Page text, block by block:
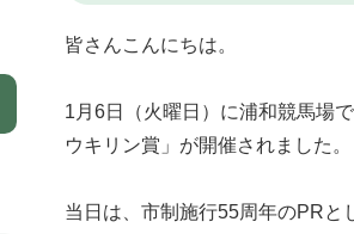
皆さんこんにちは。
1月6日（火曜日）に浦和競馬場
ウキリン賞」が開催されました。
当日は、市制施行55周年のPRと